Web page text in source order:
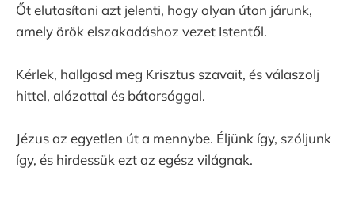
Őt elutasítani azt jelenti, hogy olyan úton járunk,
amely örök elszakadáshoz vezet Istentől.
Kérlek, hallgasd meg Krisztus szavait, és válaszolj
hittel, alázattal és bátorsággal.
Jézus az egyetlen út a mennybe. Éljünk így, szóljunk
így, és hirdessük ezt az egész világnak.